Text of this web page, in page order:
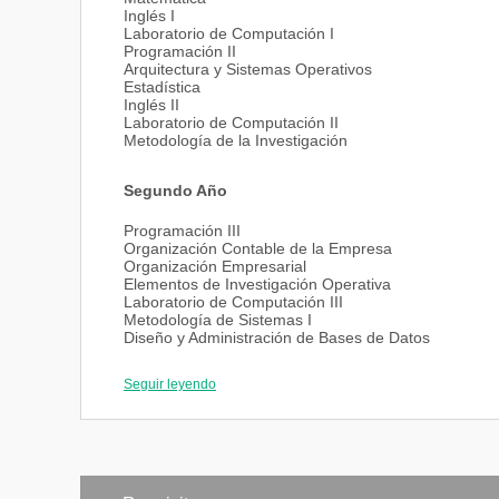
Inglés I
Laboratorio de Computación I
Programación II
Arquitectura y Sistemas Operativos
Estadística
Inglés II
Laboratorio de Computación II
Metodología de la Investigación
Segundo Año
Programación III
Organización Contable de la Empresa
Organización Empresarial
Elementos de Investigación Operativa
Laboratorio de Computación III
Metodología de Sistemas I
Diseño y Administración de Bases de Datos
Seguir leyendo